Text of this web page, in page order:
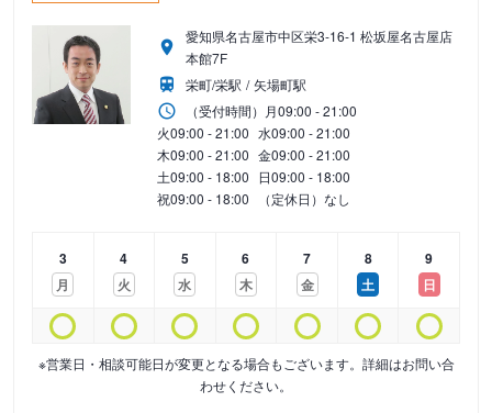
愛知県名古屋市中区栄3-16-1 松坂屋名古屋店
本館7F
栄町/栄駅
矢場町駅
（受付時間） 月09:00 - 21:00
火09:00 - 21:00 水09:00 - 21:00
木09:00 - 21:00 金09:00 - 21:00
土09:00 - 18:00 日09:00 - 18:00
祝09:00 - 18:00 （定休日）なし
3
月
4
火
5
水
6
木
7
金
8
土
9
日
※営業日・相談可能日が変更となる場合もございます。詳細はお問い合
わせください。